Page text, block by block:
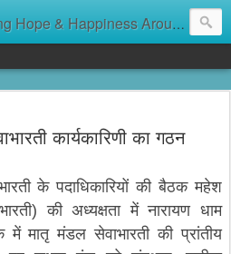
Around सेवा भारती சேவாபாரதி సేవా భారతి സേവാഭാരതി સેવા ભારતી সেবা ভাঁরাটি
कार्यकारिणी का गठन
के पदाधिकारियों की बैठक महेश
की अध्यक्षता में नारायण धाम
मंडल सेवाभारती की प्रांतीय